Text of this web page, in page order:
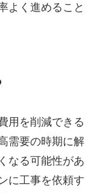
よく進めること
用を削減できる
需要の時期に解
なる可能性があ
に工事を依頼す